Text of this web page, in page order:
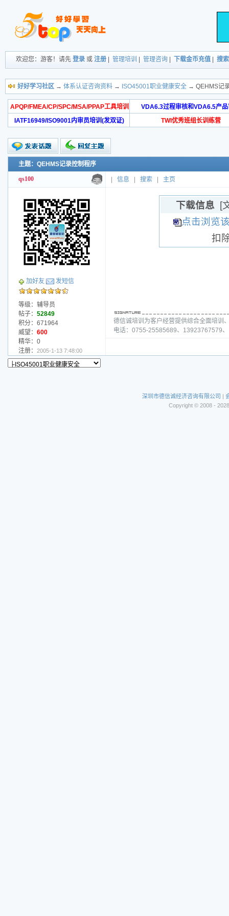
欢迎您：游客！请先 登录 或 注册 管理培训 管理咨询 下载金币充值 搜索
好好学习社区 → 体系认证咨询资料 → ISO45001职业健康安全 → QEHMS记
APQP/FMEA/CP/SPC/MSA/PPAP工具培训
VDA6.3过程审核和VDA6.5产品
IATF16949/ISO9001内审员培训(发双证)
TWI优秀班组长训练营
主题：QEHMS记录控制程序
qs100 信息 搜索 主页
加好友 发短信
等级：辅导员
帖子： 52849
积分：671964
威望： 600
精华：0
注册： 2005-1-13 7:48:00
下载信息 [
点击浏览
扣
德信诚培训为客户经营提供综合全面培训
电话：0755-25585689、13923767579
深圳市德信诚经济咨询有限公司 |
Copyright © 2008 -